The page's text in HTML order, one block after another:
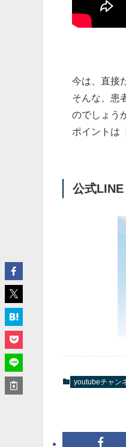
今は、直接
そんな、患
のでしょう
ポイントは
公式LINE
youtubeチャン